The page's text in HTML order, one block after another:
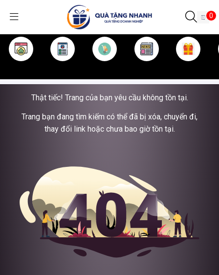
0
Thật tiếc! Trang của bạn yêu cầu không tồn tại.
Trang bạn đang tìm kiếm có thể đã bị xóa, chuyển đi,
thay đổi link hoặc chưa bao giờ tồn tại.